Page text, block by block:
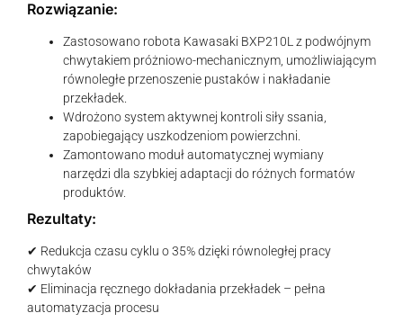
Rozwiązanie:
Zastosowano robota Kawasaki BXP210L z podwójnym
chwytakiem próżniowo-mechanicznym, umożliwiającym
równoległe przenoszenie pustaków i nakładanie
przekładek.
Wdrożono system aktywnej kontroli siły ssania,
zapobiegający uszkodzeniom powierzchni.
Zamontowano moduł automatycznej wymiany
narzędzi dla szybkiej adaptacji do różnych formatów
produktów.
Rezultaty:
✔ Redukcja czasu cyklu o 35% dzięki równoległej pracy
chwytaków
✔ Eliminacja ręcznego dokładania przekładek – pełna
automatyzacja procesu